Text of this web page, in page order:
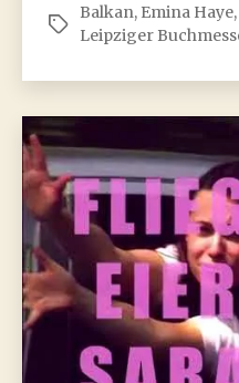
Week
2026
Schlagwörter
Balkan, Emina Haye,
Leipziger